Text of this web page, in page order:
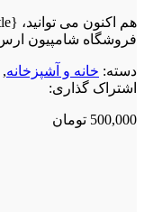
فروشگاه شامپیون
دسته: خانه و آشپزخانه,
اشتراک گذاری:
500,000 تومان